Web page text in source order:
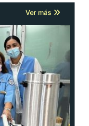
Ver más